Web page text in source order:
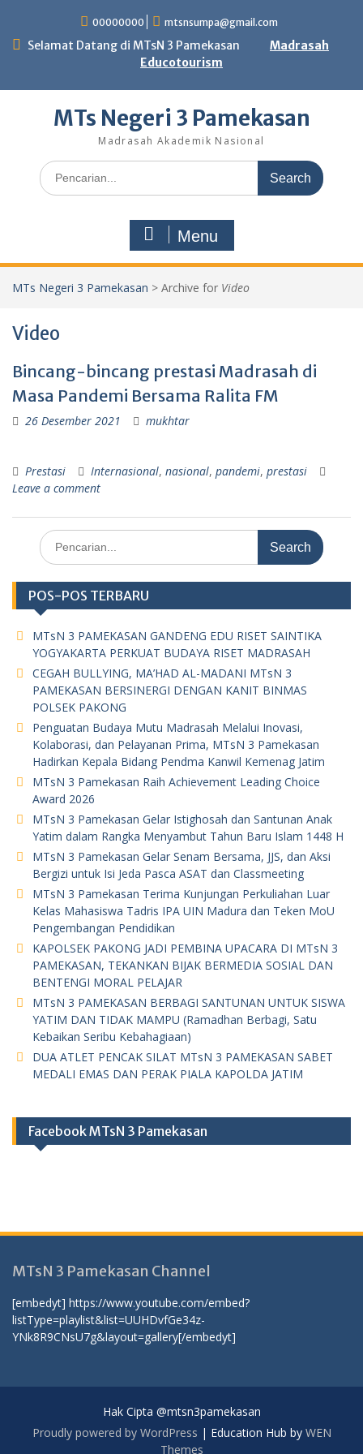
content
00000000 mtsnsumpa@gmail.com
Selamat Datang di MTsN 3 Pamekasan
Madrasah
Educotourism
MTs Negeri 3 Pamekasan
Madrasah Akademik Nasional
Search
for:
Menu
MTs Negeri 3 Pamekasan > Archive for Video
Video
Bincang-bincang prestasi Madrasah di
Masa Pandemi Bersama Ralita FM
26 Desember 2021 mukhtar
Prestasi Internasional, nasional, pandemi, prestasi
Leave a comment
Search
for:
POS-POS TERBARU
MTsN 3 PAMEKASAN GANDENG EDU RISET SAINTIKA
YOGYAKARTA PERKUAT BUDAYA RISET MADRASAH
CEGAH BULLYING, MA’HAD AL-MADANI MTsN 3
PAMEKASAN BERSINERGI DENGAN KANIT BINMAS
POLSEK PAKONG
Penguatan Budaya Mutu Madrasah Melalui Inovasi,
Kolaborasi, dan Pelayanan Prima, MTsN 3 Pamekasan
Hadirkan Kepala Bidang Pendma Kanwil Kemenag Jatim
MTsN 3 Pamekasan Raih Achievement Leading Choice
Award 2026
MTsN 3 Pamekasan Gelar Istighosah dan Santunan Anak
Yatim dalam Rangka Menyambut Tahun Baru Islam 1448 H
MTsN 3 Pamekasan Gelar Senam Bersama, JJS, dan Aksi
Bergizi untuk Isi Jeda Pasca ASAT dan Classmeeting
MTsN 3 Pamekasan Terima Kunjungan Perkuliahan Luar
Kelas Mahasiswa Tadris IPA UIN Madura dan Teken MoU
Pengembangan Pendidikan
KAPOLSEK PAKONG JADI PEMBINA UPACARA DI MTsN 3
PAMEKASAN, TEKANKAN BIJAK BERMEDIA SOSIAL DAN
BENTENGI MORAL PELAJAR
MTsN 3 PAMEKASAN BERBAGI SANTUNAN UNTUK SISWA
YATIM DAN TIDAK MAMPU (Ramadhan Berbagi, Satu
Kebaikan Seribu Kebahagiaan)
DUA ATLET PENCAK SILAT MTsN 3 PAMEKASAN SABET
MEDALI EMAS DAN PERAK PIALA KAPOLDA JATIM
Facebook MTsN 3 Pamekasan
MTsN 3 Pamekasan Channel
[embedyt] https://www.youtube.com/embed?
listType=playlist&list=UUHDvfGe34z-
YNk8R9CNsU7g&layout=gallery[/embedyt]
Hak Cipta @mtsn3pamekasan
Proudly powered by WordPress | Education Hub by WEN
Themes